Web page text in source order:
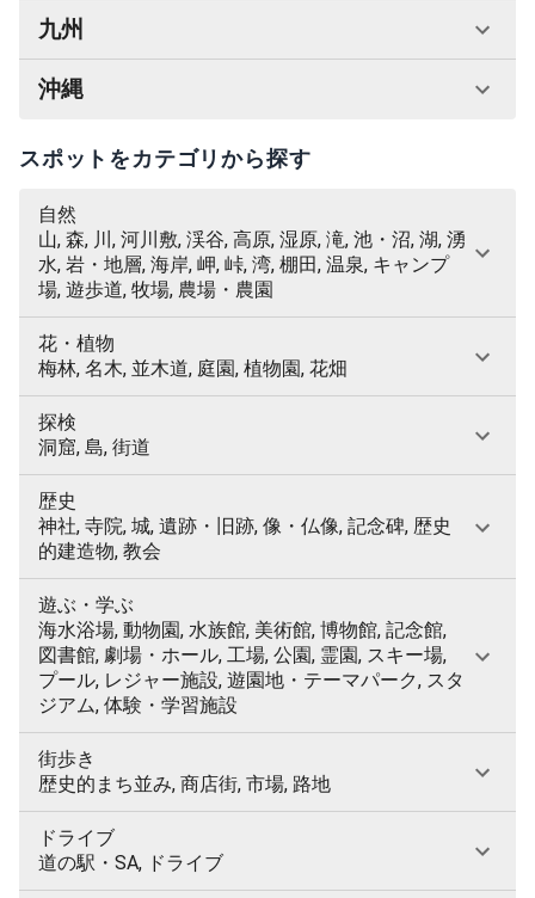
九州
沖縄
スポットをカテゴリから探す
自然
山, 森, 川, 河川敷, 渓谷, 高原, 湿原, 滝, 池・沼, 湖, 湧
水, 岩・地層, 海岸, 岬, 峠, 湾, 棚田, 温泉, キャンプ
場, 遊歩道, 牧場, 農場・農園
花・植物
梅林, 名木, 並木道, 庭園, 植物園, 花畑
探検
洞窟, 島, 街道
歴史
神社, 寺院, 城, 遺跡・旧跡, 像・仏像, 記念碑, 歴史
的建造物, 教会
遊ぶ・学ぶ
海水浴場, 動物園, 水族館, 美術館, 博物館, 記念館,
図書館, 劇場・ホール, 工場, 公園, 霊園, スキー場,
プール, レジャー施設, 遊園地・テーマパーク, スタ
ジアム, 体験・学習施設
街歩き
歴史的まち並み, 商店街, 市場, 路地
ドライブ
道の駅・SA, ドライブ